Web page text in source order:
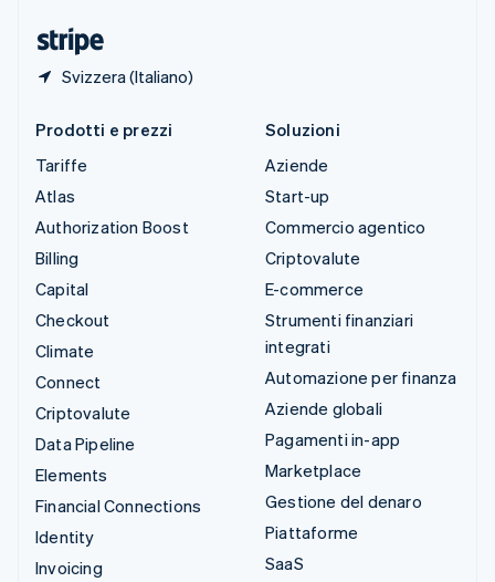
Svizzera (Italiano)
Prodotti e prezzi
Tariffe
Atlas
Authorization Boost
Billing
Capital
Checkout
Climate
Connect
Criptovalute
Data Pipeline
Elements
Financial Connections
Identity
Invoicing
Soluzioni
Aziende
Start-up
Commercio agentico
Criptovalute
E-commerce
Strumenti finanziari
integrati
Automazione per finanza
Aziende globali
Pagamenti in-app
Marketplace
Gestione del denaro
Piattaforme
SaaS